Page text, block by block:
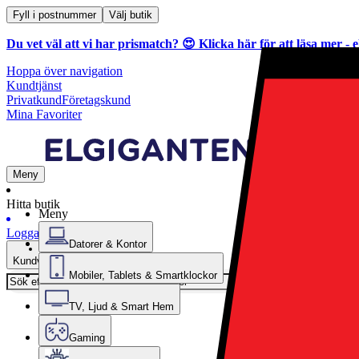
Fyll i postnummer Välj butik
Du vet väl att vi har prismatch? 😍 Klicka här för att läsa mer -
Hoppa över navigation
Kundtjänst
PrivatkundFöretagskund
Mina Favoriter
Meny
Hitta butik
Logga in
Kundvagn
Meny
Datorer & Kontor
Mobiler, Tablets & Smartklockor
TV, Ljud & Smart Hem
Gaming